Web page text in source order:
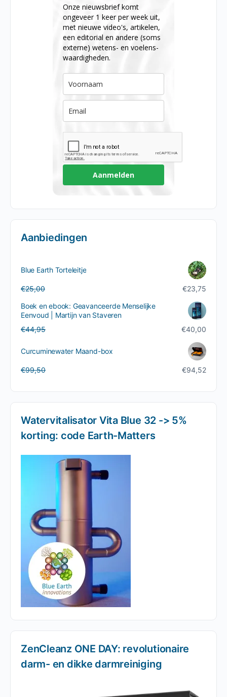
Onze nieuwsbrief komt
ongeveer 1 keer per week uit,
met nieuwe video's, artikelen,
een editorial en andere (soms
externe) wetens- en voelens-
waardigheden.
Aanmelden
Aanbiedingen
Blue Earth Torteleitje
€25,00Oorspronkelijke
was:
€25,00.
€23,75
Huidige
is:
€23,75.
Boek en ebook: Geavanceerde Menselijke
Eenvoud | Martijn van Staveren
€44,95Oorspronkelijke
was:
€44,95.
€40,00
Huidige
is:
€40,00.
Curcuminewater Maand-box
€99,50Oorspronkelijke
€94,52
Huidige
Watervitalisator Vita Blue 32 -> 5%
korting: code Earth-Matters
ZenCleanz ONE DAY: revolutionaire
darm- en dikke darmreiniging